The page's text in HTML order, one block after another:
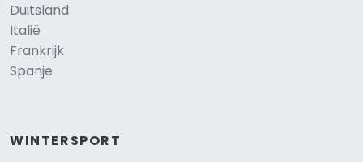
Duitsland
Italië
Frankrijk
Spanje
WINTERSPORT